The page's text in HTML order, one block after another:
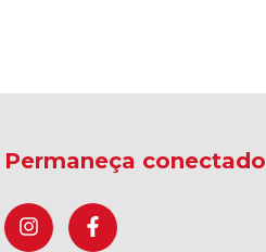
Permaneça conectado